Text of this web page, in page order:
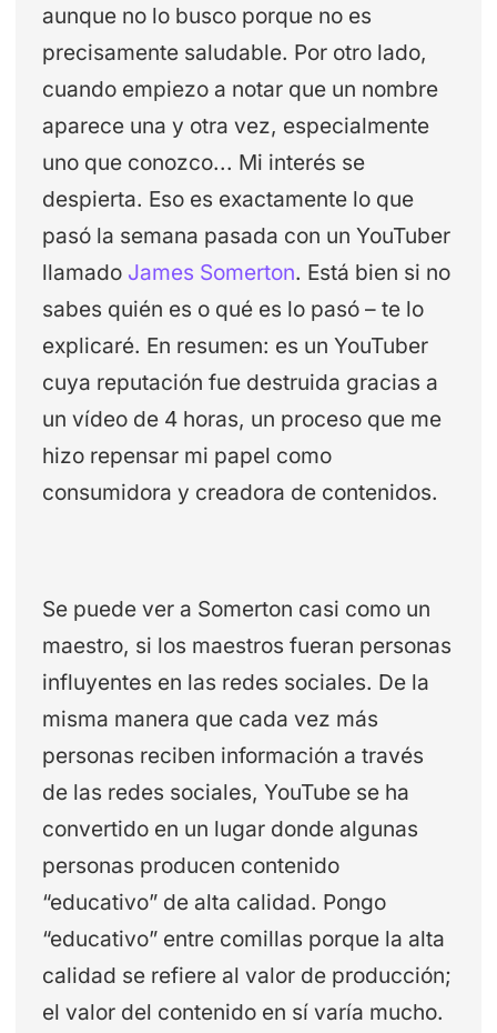
aunque no lo busco porque no es
precisamente saludable. Por otro lado,
cuando empiezo a notar que un nombre
aparece una y otra vez, especialmente
uno que conozco... Mi interés se
despierta. Eso es exactamente lo que
pasó la semana pasada con un YouTuber
llamado James Somerton. Está bien si no
sabes quién es o qué es lo pasó – te lo
explicaré. En resumen: es un YouTuber
cuya reputación fue destruida gracias a
un vídeo de 4 horas, un proceso que me
hizo repensar mi papel como
consumidora y creadora de contenidos.
Se puede ver a Somerton casi como un
maestro, si los maestros fueran personas
influyentes en las redes sociales. De la
misma manera que cada vez más
personas reciben información a través
de las redes sociales, YouTube se ha
convertido en un lugar donde algunas
personas producen contenido
“educativo” de alta calidad. Pongo
“educativo” entre comillas porque la alta
calidad se refiere al valor de producción;
el valor del contenido en sí varía mucho.